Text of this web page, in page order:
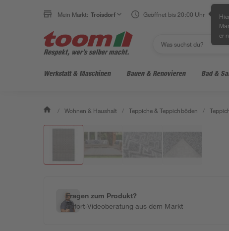
Mein Markt: Troisdorf Geöffnet bis 20:00 Uhr
er
Werkstatt & Maschinen Bauen & Renovieren Bad &
/ Wohnen & Haushalt / Teppiche & Teppichböden /
Fragen zum Produkt?
Sofort-Videoberatung aus dem Markt